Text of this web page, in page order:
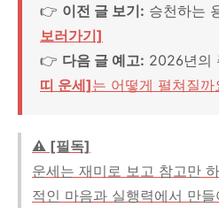
👉 이전 글 보기: 승천하는
보러가기]
👉 다음 글 예고: 2026년의
띠 운세]는 어떻게 펼쳐질까
⚠️ [필독]
운세는 재미로 보고 참고만
적인 마음과 실행력에서 만들